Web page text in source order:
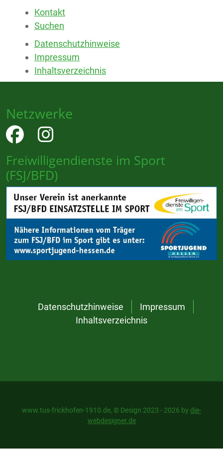
Kontakt
Suchen
Datenschutzhinweise
Impressum
Inhaltsverzeichnis
Netzwerke
Freiwilligendienste im Sport
(FSJ/BFD)
Datenschutzhinweise
Impressum
Inhaltsverzeichnis
www.tus-frickhofen-1910.de, © Design 2023 - 2026 by die-
webdesigner.de